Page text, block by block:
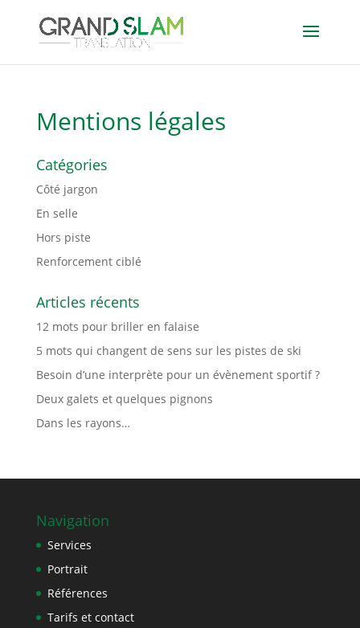
Mentions légales
Catégories
Côté jargon
En selle
Hors piste
Renforcement ciblé
Articles récents
12 mots pour briller en falaise
5 mots qui changent de sens sur les pistes de ski
Besoin d’une interprète pour un évènement sportif ?
Deux galets et quelques pignons
Dans les rayons…
Navigation
Services
Portrait
Références
Tarifs et contact